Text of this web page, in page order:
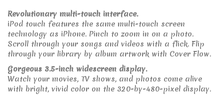
Revolutionary multi-touch interface.
iPod touch features the same multi-touch screen
technology as iPhone. Pinch to zoom in on a photo.
Scroll through your songs and videos with a flick. Flip
through your library by album artwork with Cover Flow.
Gorgeous 3.5-inch widescreen display.
Watch your movies, TV shows, and photos come alive
with bright, vivid color on the 320-by-480-pixel display.